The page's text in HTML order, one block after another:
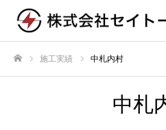
施工実績 中札内村
中札